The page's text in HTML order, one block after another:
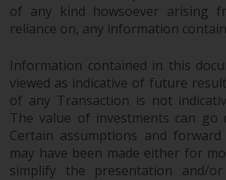
in unserer
Datenschutzrichtlinie
Geltendes Recht
Der Inhalt dieser
of any kind howsoever arising
reliance on, any information
Information contained in this
viewed as indicative of future
of any Transaction is not
The value of investments can go
Certain assumptions and
may have been made either for
simplify the presentation and/